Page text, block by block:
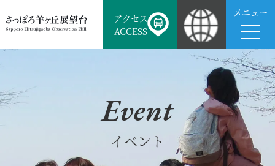
アクセス
ACCESS
メニュー
Event
イベント